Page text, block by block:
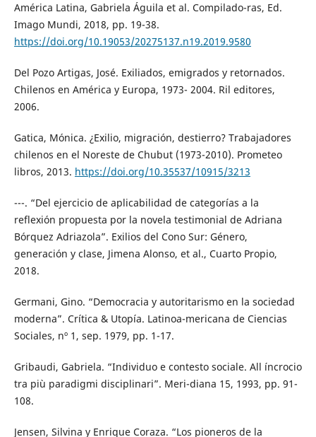
América Latina, Gabriela Águila et al. Compilado-ras, Ed.
Imago Mundi, 2018, pp. 19-38.
https://doi.org/10.19053/20275137.n19.2019.9580
Del Pozo Artigas, José. Exiliados, emigrados y retornados.
Chilenos en América y Europa, 1973- 2004. Ril editores,
2006.
Gatica, Mónica. ¿Exilio, migración, destierro? Trabajadores
chilenos en el Noreste de Chubut (1973-2010). Prometeo
libros, 2013. https://doi.org/10.35537/10915/3213
---. “Del ejercicio de aplicabilidad de categorías a la
reflexión propuesta por la novela testimonial de Adriana
Bórquez Adriazola”. Exilios del Cono Sur: Género,
generación y clase, Jimena Alonso, et al., Cuarto Propio,
2018.
Germani, Gino. “Democracia y autoritarismo en la sociedad
moderna”. Crítica & Utopía. Latinoa-mericana de Ciencias
Sociales, nº 1, sep. 1979, pp. 1-17.
Gribaudi, Gabriela. “Individuo e contesto sociale. All íncrocio
tra più paradigmi disciplinari”. Meri-diana 15, 1993, pp. 91-
108.
Jensen, Silvina y Enrique Coraza. “Los pioneros de la